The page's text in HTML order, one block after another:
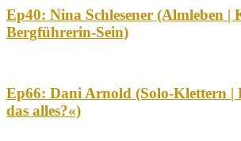
Ep40: Nina Schlesener (Almleben |
Bergführerin-Sein)
Ep66: Dani Arnold (Solo-Klettern |
das alles?«)